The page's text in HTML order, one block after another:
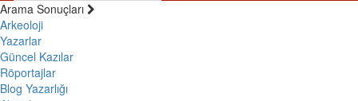
Arama Sonuçları
Arkeoloji
Yazarlar
Güncel Kazılar
Röportajlar
Blog Yazarlığı